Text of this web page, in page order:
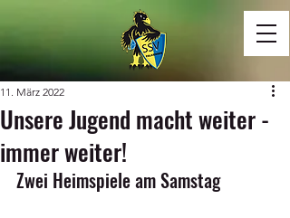
Unsere Jugend macht weiter -
immer weiter!
11. März 2022
Zwei Heimspiele am Samstag